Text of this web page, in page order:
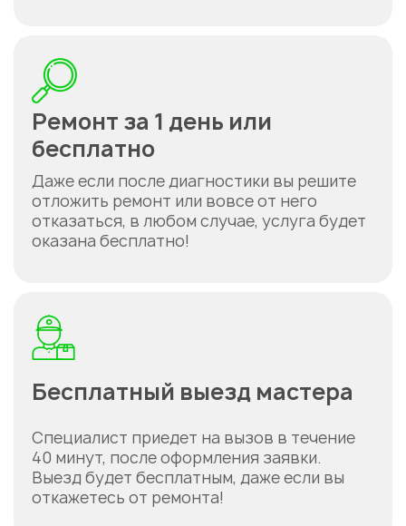
Ремонт за 1 день или
бесплатно
Даже если после диагностики вы решите
отложить ремонт или вовсе от него
отказаться, в любом случае, услуга будет
оказана бесплатно!
Бесплатный выезд мастера
Специалист приедет на вызов в течение
40 минут, после оформления заявки.
Выезд будет бесплатным, даже если вы
откажетесь от ремонта!